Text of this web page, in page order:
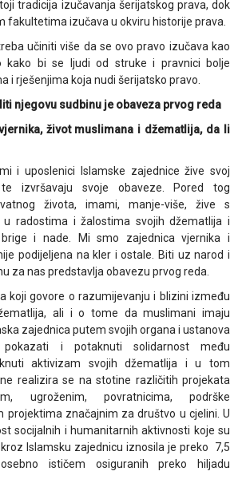
tradicija izučavanja šerijatskog prava, dok
fakultetima izučava u okviru historije prava.
učiniti više da se ovo pravo izučava kao
kako bi se ljudi od struke i pravnici bolje
i rješenjima koja nudi šerijatsko pravo.
njegovu sudbinu je obaveza prvog reda
život muslimana i džematlija, da li
i uposlenici Islamske zajednice žive svoj
izvršavaju svoje obaveze. Pored tog
života, imami, manje-više, žive s
u radostima i žalostima svojih džematlija i
i nade. Mi smo zajednica vjernika i
podijeljena na kler i ostale. Biti uz narod i
za nas predstavlja obavezu prvog reda.
koji govore o razumijevanju i blizini između
ali i o tome da muslimani imaju
zajednica putem svojih organa i ustanova
i potaknuti solidarnost među
aktivizam svojih džematlija i u tom
realizira se na stotine različitih projekata
ugroženim, povratnicima, podrške
projektima značajnim za društvo u cjelini. U
socijalnih i humanitarnih aktivnosti koje su
Islamsku zajednicu iznosila je preko 7,5
ističem osiguranih preko hiljadu